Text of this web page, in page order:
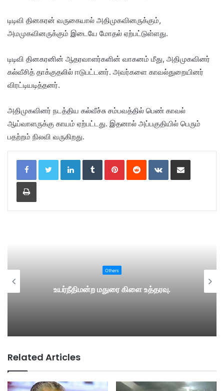
டிடிவி தினகரன் வருகையால் அதிமுகவினருக்கும்,
அமமுகவினருக்கும் இடையே மோதல் ஏற்பட்டுள்ளது.
டிடிவி தினகரனின் ஆதரவாளர்களின் வாகனம் மீது, அதிமுகவினர்
கல்வீசித் தாக்குதலில் ஈடுபட்டனர். அவர்களை காவல்துறையினர்
விரட்டியடித்தனர்.
அதிமுகவினர் நடத்திய கல்வீச்சு சம்பவத்தில் பெண் காவல்
ஆய்வாளருக்கு காயம் ஏற்பட்டது. இதனால் அப்பகுதியில் பெரும்
பதற்றம் நிலவி வருகிறது.
LinkedIn Tumblr Pinterest Reddit VKontakte
Print
Others
உயர்நீதிமன்ற மதுரை கிளை உத்தரவு.
Related Articles